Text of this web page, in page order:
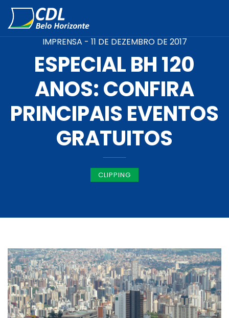
IMPRENSA - 11 DE DEZEMBRO DE 2017
ESPECIAL BH 120
ANOS: CONFIRA
PRINCIPAIS EVENTOS
GRATUITOS
CLIPPING